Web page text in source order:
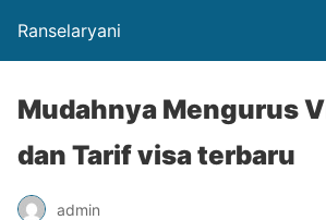
Ranselaryani
Mudahnya Mengurus
dan Tarif visa terbaru
admin